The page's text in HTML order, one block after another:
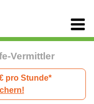
Vermittler
pro Stunde*